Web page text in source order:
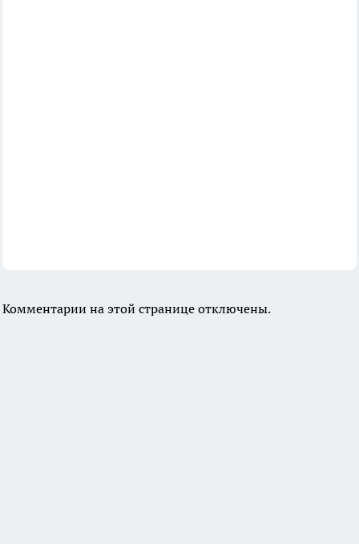
Комментарии на этой странице отключены.